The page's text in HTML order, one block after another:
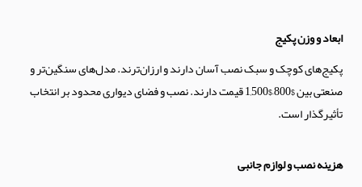
ابعاد و وزن پکیج
پکیج‌های کوچک و سبک نصب آسان دارند و ارزان‌ترند. مدل‌های سنگین‌تر و
صنعتی بین $800–$1,500 قیمت دارند. نصب و فضای دیواری محدود بر انتخاب
تأثیرگذار است.
هزینه نصب و لوازم جانبی